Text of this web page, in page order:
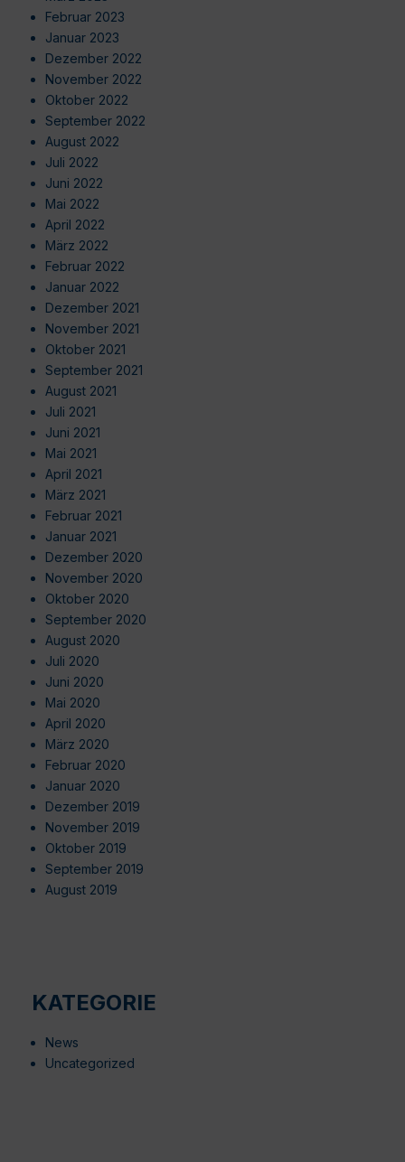
Februar 2023
Januar 2023
Dezember 2022
November 2022
Oktober 2022
September 2022
August 2022
Juli 2022
Juni 2022
Mai 2022
April 2022
März 2022
Februar 2022
Januar 2022
Dezember 2021
November 2021
Oktober 2021
September 2021
August 2021
Juli 2021
Juni 2021
Mai 2021
April 2021
März 2021
Februar 2021
Januar 2021
Dezember 2020
November 2020
Oktober 2020
September 2020
August 2020
Juli 2020
Juni 2020
Mai 2020
April 2020
März 2020
Februar 2020
Januar 2020
Dezember 2019
November 2019
Oktober 2019
September 2019
August 2019
KATEGORIE
News
Uncategorized